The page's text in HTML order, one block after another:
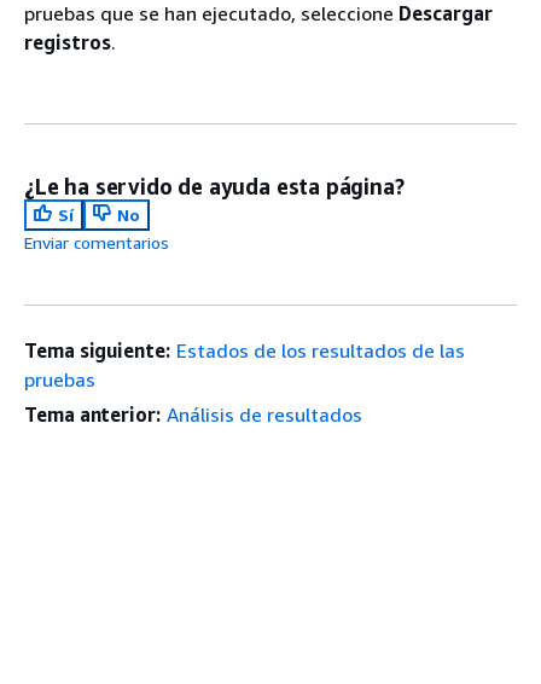
pruebas que se han ejecutado, seleccione Descargar
registros.
¿Le ha servido de ayuda esta página?
Sí
No
Enviar comentarios
Tema siguiente: Estados de los resultados de las
pruebas
Tema anterior: Análisis de resultados